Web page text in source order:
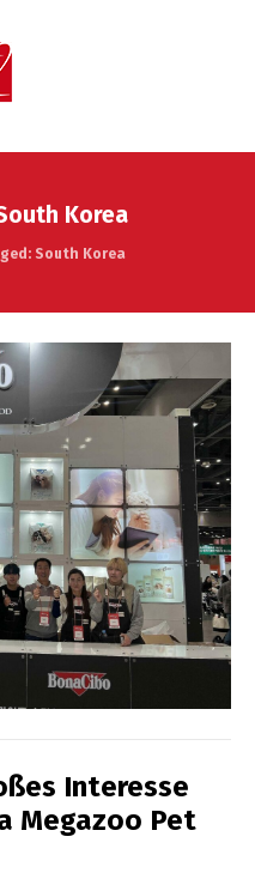
Korea
South Korea
Interesse
Megazoo Pet